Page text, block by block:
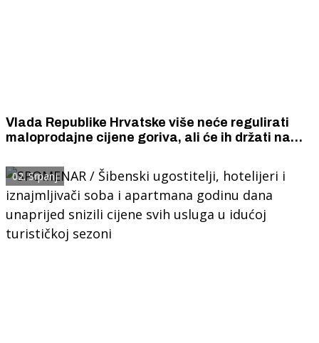
Vlada Republike Hrvatske više neće regulirati
maloprodajne cijene goriva, ali će ih držati na
02. Srpanj